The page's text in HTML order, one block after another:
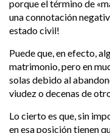
porque el término de
una connotación
estado civil!
Puede que, en efecto,
matrimonio, pero en
solas debido al
viudez o decenas de
Lo cierto es que, sin
en esa posición tienen